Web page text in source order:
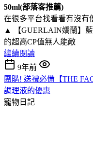
50ml(部落客推薦)
在很多平台找看看有沒有
▲ 【GUERLAIN嬌蘭】
的超高CP值無人能敵
繼續閱讀
9年前
團購! 送禮必備【THE
調理液的優惠
寵物日記